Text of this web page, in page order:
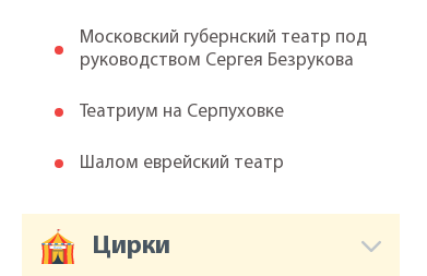
Московский губернский театр под
руководством Сергея Безрукова
Театриум на Серпуховке
Шалом еврейский театр
Цирки